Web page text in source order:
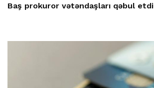
Baş prokuror vətəndaşları qəbul etdi